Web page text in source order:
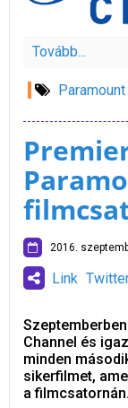
Tovább...
2016.
Link
Channel és
minden
sikerfilmet,
a filmcsatornán.